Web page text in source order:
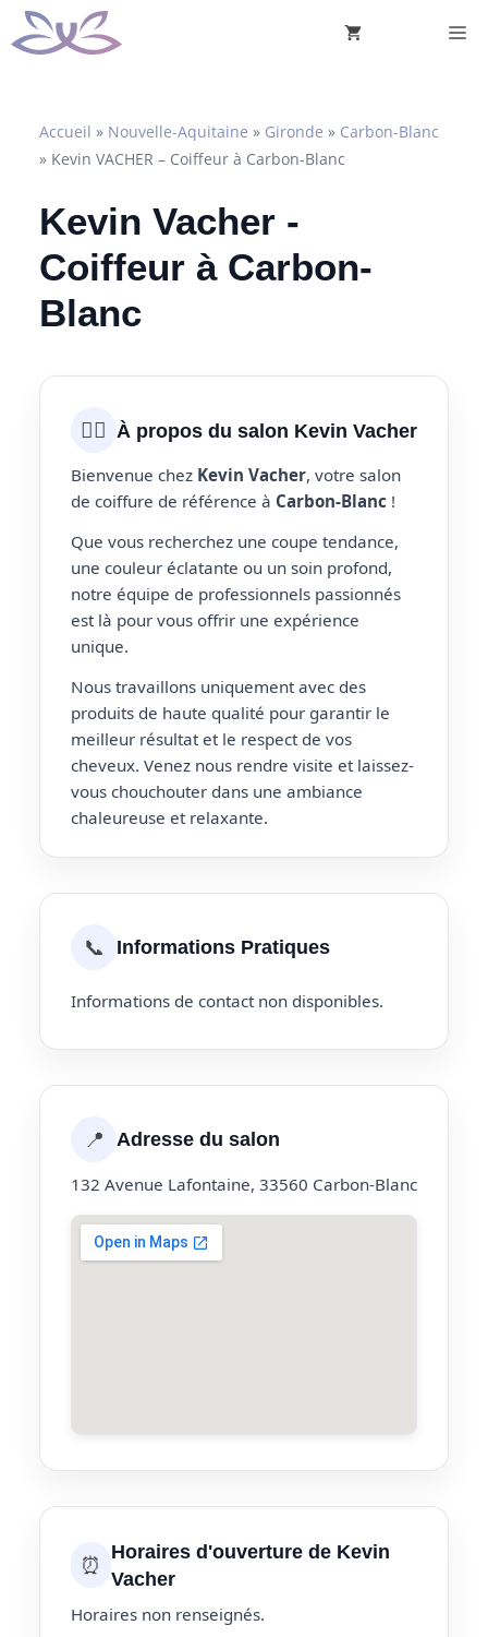
Aller
au
Accueil » Nouvelle-Aquitaine » Gironde » Carbon-Blanc
» Kevin VACHER – Coiffeur à Carbon-Blanc
Kevin Vacher -
Coiffeur à Carbon-
Blanc
💇‍♀️ À propos du salon Kevin Vacher
Bienvenue chez Kevin Vacher, votre salon
de coiffure de référence à Carbon-Blanc !
Que vous recherchez une coupe tendance,
une couleur éclatante ou un soin profond,
notre équipe de professionnels passionnés
est là pour vous offrir une expérience
unique.
Nous travaillons uniquement avec des
produits de haute qualité pour garantir le
meilleur résultat et le respect de vos
cheveux. Venez nous rendre visite et laissez-
vous chouchouter dans une ambiance
chaleureuse et relaxante.
📞 Informations Pratiques
Informations de contact non disponibles.
📍 Adresse du salon
132 Avenue Lafontaine, 33560 Carbon-Blanc
⏰
Horaires d'ouverture de Kevin
Vacher
Horaires non renseignés.